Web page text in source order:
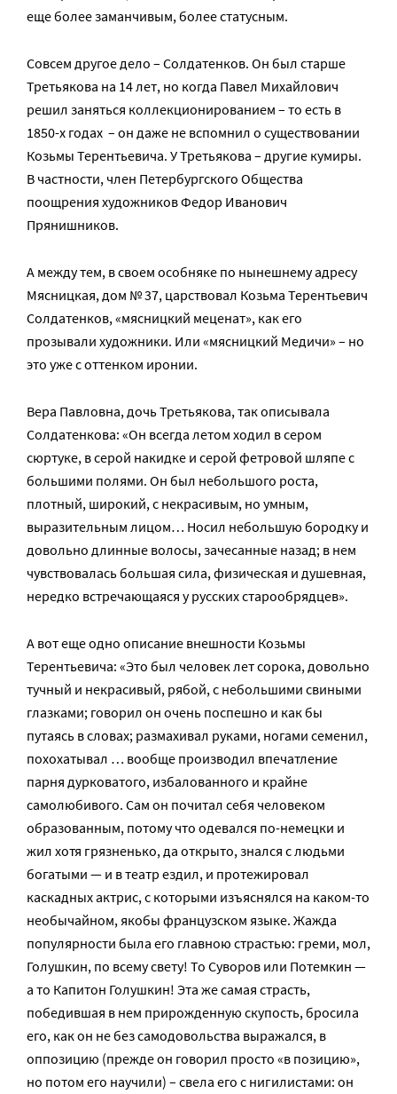
еще более заманчивым, более статусным.
Совсем другое дело – Солдатенков. Он был старше
Третьякова на 14 лет, но когда Павел Михайлович
решил заняться коллекционированием – то есть в
1850-х годах – он даже не вспомнил о существовании
Козьмы Терентьевича. У Третьякова – другие кумиры.
В частности, член Петербургского Общества
поощрения художников Федор Иванович
Прянишников.
А между тем, в своем особняке по нынешнему адресу
Мясницкая, дом № 37, царствовал Козьма Терентьевич
Солдатенков, «мясницкий меценат», как его
прозывали художники. Или «мясницкий Медичи» – но
это уже с оттенком иронии.
Вера Павловна, дочь Третьякова, так описывала
Солдатенкова: «Он всегда летом ходил в сером
сюртуке, в серой накидке и серой фетровой шляпе с
большими полями. Он был небольшого роста,
плотный, широкий, с некрасивым, но умным,
выразительным лицом… Носил небольшую бородку и
довольно длинные волосы, зачесанные назад; в нем
чувствовалась большая сила, физическая и душевная,
нередко встречающаяся у русских старообрядцев».
А вот еще одно описание внешности Козьмы
Терентьевича: «Это был человек лет сорока, довольно
тучный и некрасивый, рябой, с небольшими свиными
глазками; говорил он очень поспешно и как бы
путаясь в словах; размахивал руками, ногами семенил,
похохатывал … вообще производил впечатление
парня дурковатого, избалованного и крайне
самолюбивого. Сам он почитал себя человеком
образованным, потому что одевался по-немецки и
жил хотя грязненько, да открыто, знался с людьми
богатыми — и в театр ездил, и протежировал
каскадных актрис, с которыми изъяснялся на каком-то
необычайном, якобы французском языке. Жажда
популярности была его главною страстью: греми, мол,
Голушкин, по всему свету! То Суворов или Потемкин —
а то Капитон Голушкин! Эта же самая страсть,
победившая в нем прирожденную скупость, бросила
его, как он не без самодовольства выражался, в
оппозицию (прежде он говорил просто «в позицию»,
но потом его научили) – свела его с нигилистами: он